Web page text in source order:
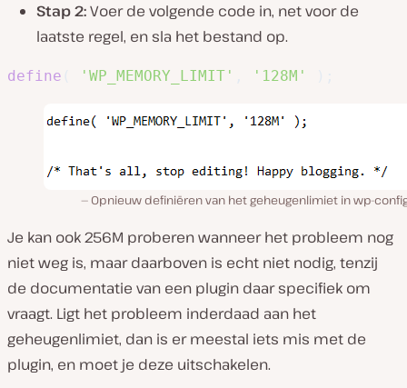
Stap 2:Voer de volgende code in, net voor de
laatste regel, en sla het bestand op.
define 'WP_MEMORY_LIMIT' '128M'
Opnieuw definiëren van het geheugenlimiet in wp-
Je kan ook 256M proberen wanneer het probleem nog
niet weg is, maar daarboven is echt niet nodig, tenzij
de documentatie van een plugin daar specifiek om
vraagt. Ligt het probleem inderdaad aan het
geheugenlimiet, dan is er meestal iets mis met de
plugin, en moet je deze uitschakelen.